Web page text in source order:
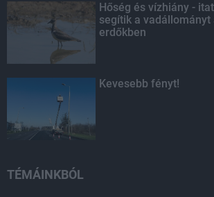
Hőség és vízhiány -
segítik a vadállományt
erdőkben
Kevesebb fényt!
TÉMÁINKBÓL